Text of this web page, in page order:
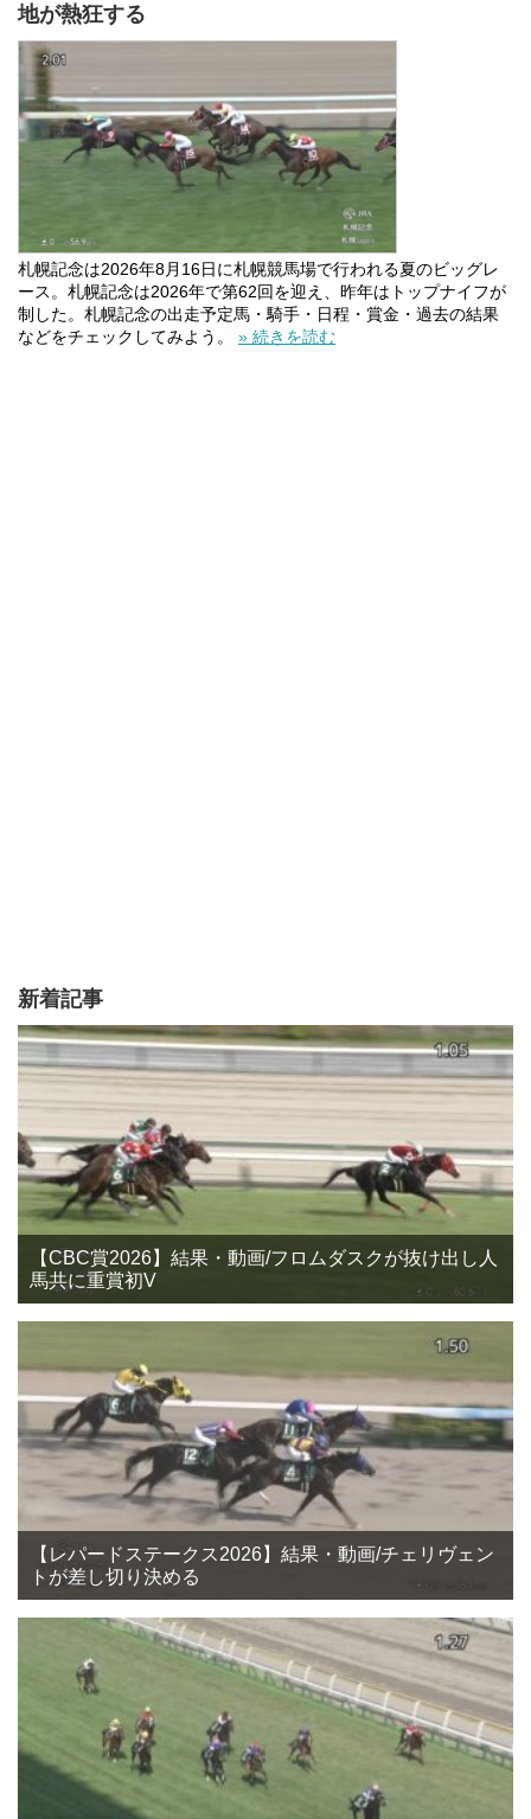
地が熱狂する
札幌記念は2026年8月16日に札幌競馬場で行われる夏のビッグレ
ース。札幌記念は2026年で第62回を迎え、昨年はトップナイフが
制した。札幌記念の出走予定馬・騎手・日程・賞金・過去の結果
などをチェックしてみよう。 » 続きを読む
新着記事
【CBC賞2026】結果・動画/フロムダスクが抜け出し人
馬共に重賞初V
【レパードステークス2026】結果・動画/チェリヴェン
トが差し切り決める